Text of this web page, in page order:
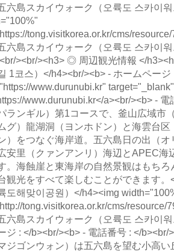
六島スカイウォーク（오륙도 스카이
tong.visitkorea.or.kr/cms/
六島スカイウォーク（오륙도 스카이
><br/><h3> ◎ 周辺観光情報 </
1코스）</h4><br/><b> - ホームページ
www.durunubi.kr"
www.durunubi.kr</a><br/><b> -
パランギル）第1コースで、釜山広域市
ムグ）龍湖洞（ヨンホドン）と海雲台
）をつなぐ海岸道。五六島日の出（
安里（クァンアンリ）海辺とAPEC海
。海蝕崖と東海岸の自然景観はもち
観光をすべて楽しむことができます
도해맞이공원）</h4><img
tong.visitkorea.or.kr/cms/resource/
六島スカイウォーク（오륙도 스카이
ジ : </b><br/><b> - 電話番号 : </
ジゴンウォン）は五六島を望む小高